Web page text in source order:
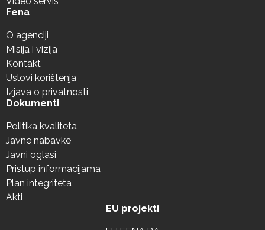
Fena
O agenciji
Misija i vizija
Kontakt
Uslovi korištenja
Izjava o privatnosti
Dokumenti
Politika kvaliteta
Javne nabavke
Javni oglasi
Pristup informacijama
Plan integriteta
Akti
EU projekti